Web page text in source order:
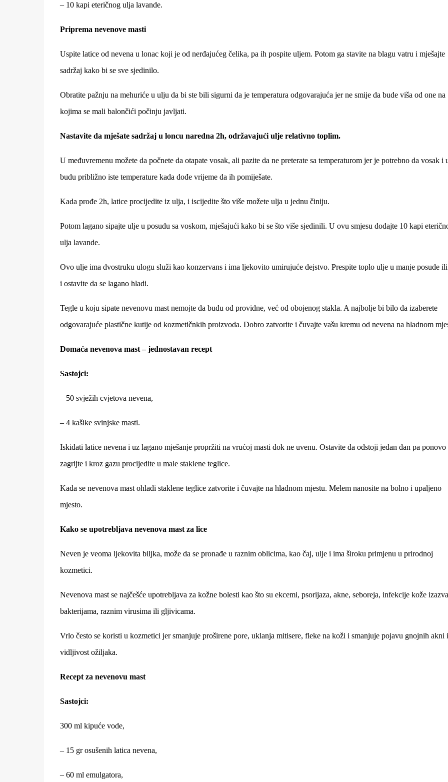
– 10 kapi eteričnog ulja lavande.
Priprema nevenove masti
Uspite latice od nevena u lonac koji je od nerđajućeg čelika, pa ih pospite uljem. Potom ga stavite na blagu vatru i mješajte
sadržaj kako bi se sve sjedinilo.
Obratite pažnju na mehuriće u ulju da bi ste bili sigurni da je temperatura odgovarajuća jer ne smije da bude viša od one na
kojima se mali balončići počinju javljati.
Nastavite da mješate sadržaj u loncu naredna 2h, održavajući ulje relativno toplim.
U međuvremenu možete da počnete da otapate vosak, ali pazite da ne preterate sa temperaturom jer je potrebno da vosak i
budu približno iste temperature kada dođe vrijeme da ih pomiješate.
Kada prođe 2h, latice procijedite iz ulja, i iscijedite što više možete ulja u jednu činiju.
Potom lagano sipajte ulje u posudu sa voskom, mješajući kako bi se što više sjedinili. U ovu smjesu dodajte 10 kapi
ulja lavande.
Ovo ulje ima dvostruku ulogu služi kao konzervans i ima ljekovito umirujuće dejstvo. Prespite toplo ulje u manje posude
i ostavite da se lagano hladi.
Tegle u koju sipate nevenovu mast nemojte da budu od providne, već od obojenog stakla. A najbolje bi bilo da izaberete
odgovarajuće plastične kutije od kozmetičnkih proizvoda. Dobro zatvorite i čuvajte vašu kremu od nevena na hladnom
Domaća nevenova mast – jednostavan recept
Sastojci:
– 50 svježih cvjetova nevena,
– 4 kašike svinjske masti.
Iskidati latice nevena i uz lagano mješanje propržiti na vrućoj masti dok ne uvenu. Ostavite da odstoji jedan dan pa ponovo
zagrijte i kroz gazu procijedite u male staklene teglice.
Kada se nevenova mast ohladi staklene teglice zatvorite i čuvajte na hladnom mjestu. Melem nanosite na bolno i upaljeno
mjesto.
Kako se upotrebljava nevenova mast za lice
Neven je veoma ljekovita biljka, može da se pronađe u raznim oblicima, kao čaj, ulje i ima široku primjenu u prirodnoj
kozmetici.
Nevenova mast se najčešće upotrebljava za kožne bolesti kao što su ekcemi, psorijaza, akne, seboreja, infekcije kože
bakterijama, raznim virusima ili gljivicama.
Vrlo često se koristi u kozmetici jer smanjuje proširene pore, uklanja mitisere, fleke na koži i smanjuje pojavu gnojnih akni i
vidljivost ožiljaka.
Recept za nevenovu mast
Sastojci:
300 ml kipuće vode,
– 15 gr osušenih latica nevena,
– 60 ml emulgatora,